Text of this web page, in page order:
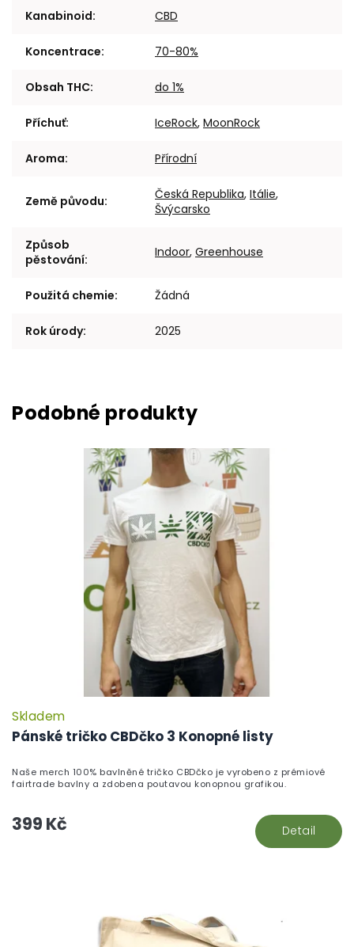
Kanabinoid: CBD
Koncentrace: 70-80%
Obsah THC: do 1%
Příchuť: IceRock, MoonRock
Aroma: Přírodní
Země původu: Česká Republika, Itálie,
Švýcarsko
Způsob
pěstování: Indoor, Greenhouse
Použitá chemie: Žádná
Rok úrody: 2025
Pánské tričko CBDčko 3 Konopné listy
Skladem
399 Kč Detail
Naše merch 100% bavlněné tričko CBDčko je vyrobeno z prémiové
fairtrade bavlny a zdobena poutavou konopnou grafikou.